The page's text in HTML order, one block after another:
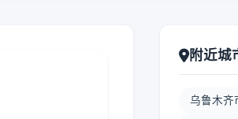
附近城
乌鲁木齐